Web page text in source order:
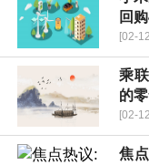
回
[02-
乘
的
[02-
焦